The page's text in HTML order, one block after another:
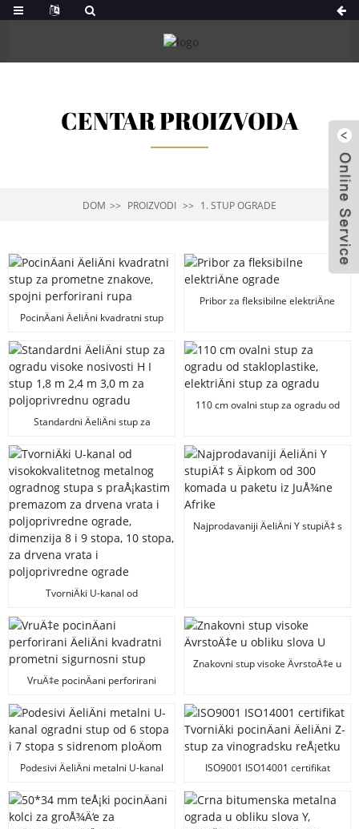
CENTAR PROIZVODA
DOM PROIZVODI 1. STUP OGRADE
PocinÄani ÄeliÄni kvadratni stup
perforirani rupa
Pribor za fleksibilne elektriÄne
Standardni ÄeliÄni stup za
1,8 m 2,4 m 3,0 m za
poljoprivrednu ogradu
110 cm ovalni stup za ogradu od
TvorniÄki U-kanal od
ogradnog stupa s praÅ¡kastim
premazom za drvena vrata i
poljoprivredne ograde, dimenzija
8 i 9 stopa, 10 stopa, za drvena
vrata i poljoprivredne ograde
Najprodavaniji ÄeliÄni Y stupiÄ‡ s
VruÄ‡e pocinÄani perforirani
sigurnosni stup
Znakovni stup visoke ÄvrstoÄ‡e u
Podesivi ÄeliÄni metalni U-kanal
s sidrenom ploÄom
ISO9001 ISO14001 certifikat
stup za vinogradsku reÅ¡etku